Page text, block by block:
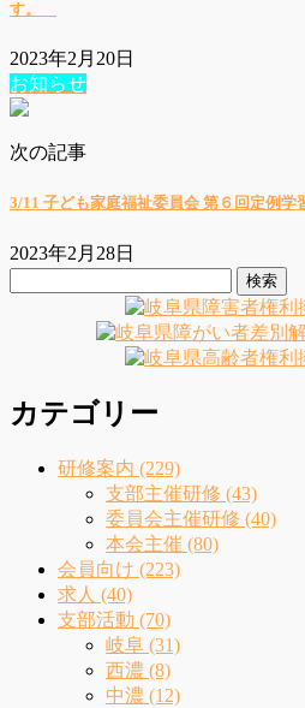
す。
2023年2月20日
お知らせ
次の記事
3/11 子ども家庭福祉委員会 第６回定例学
2023年2月28日
カテゴリー
研修案内 (229)
支部主催研修 (43)
委員会主催研修 (40)
本会主催 (80)
会員向け (223)
求人 (40)
支部活動 (70)
岐阜 (31)
西濃 (8)
中濃 (12)